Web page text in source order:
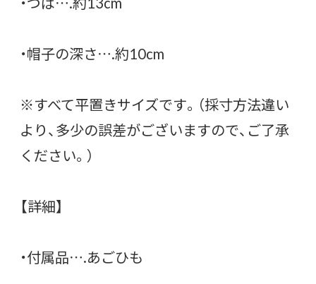
・帽子の深さ….約10cm
※すべて平置きサイズです。（採寸方法違い
より、多少の誤差がございますので、ご了承
ください。）
【詳細】
・付属品….あごひも